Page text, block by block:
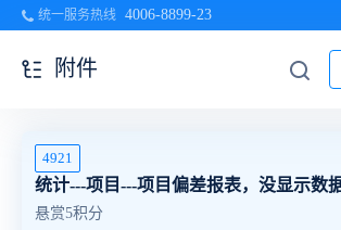
统一服务热线 4006-8899-23
附件
4921
统计---项目---项目偏差报表，没显示数
悬赏5积分